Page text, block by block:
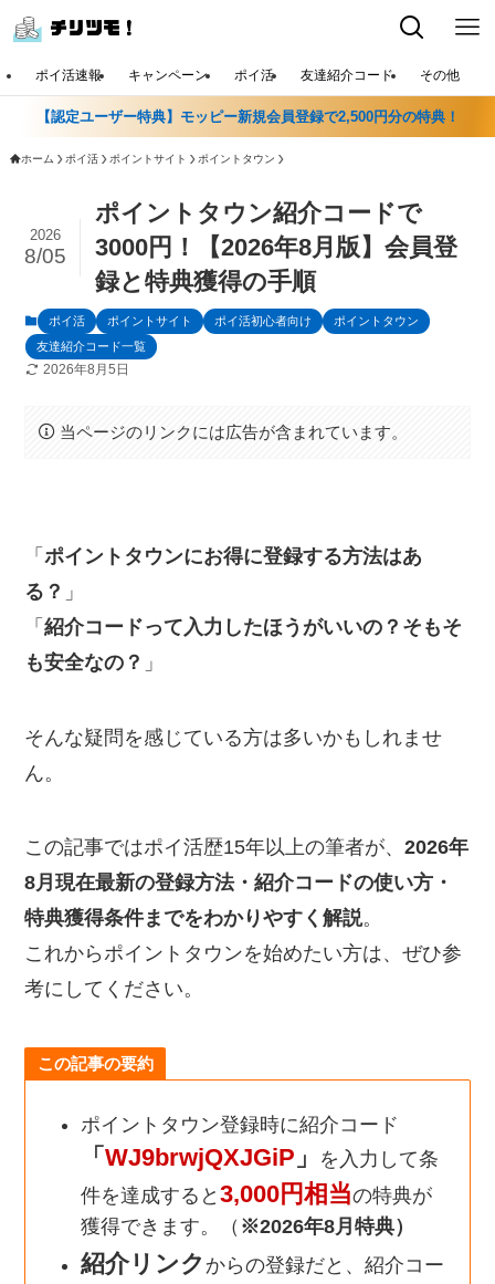
ポイ活速報 キャンペーン ポイ活 友達紹介コード その他
【認定ユーザー特典】モッピー新規会員登録で2,500円分の特典！
ホーム ポイ活 ポイントサイト ポイントタウン
ポイントタウン紹介コードで
3000円！【2026年8月版】会員登
録と特典獲得の手順
2026
8/05
ポイ活 ポイントサイト ポイ活初心者向け
ポイントタウン
友達紹介コード一覧
2026年8月5日
当ページのリンクには広告が含まれています。
「ポイントタウンにお得に登録する方法はあ
る？ 」
「紹介コードって入力したほうがいいの？そもそ
も安全なの？ 」
そんな疑問を感じている方は多いかもしれませ
ん。
この記事ではポイ活歴15年以上の筆者が、2026年
8月現在最新の登録方法・紹介コードの使い方・
特典獲得条件までをわかりやすく解説。
これからポイントタウンを始めたい方は、ぜひ参
考にしてください。
この記事の要約
ポイントタウン登録時に紹介コード
「 WJ9brwjQXJGiP 」
を入力して条
件を達成すると 3,000円相当の特典が
獲得できます。（ ※2026年8月特典）
紹介リンク からの登録だと、紹介コー